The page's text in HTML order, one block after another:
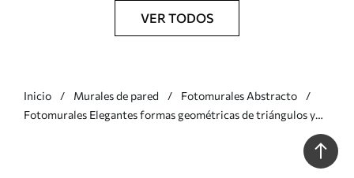
VER TODOS
Inicio Murales de pared
Fotomurales Abstracto
Fotomurales Elegantes formas geométricas de triángulos y